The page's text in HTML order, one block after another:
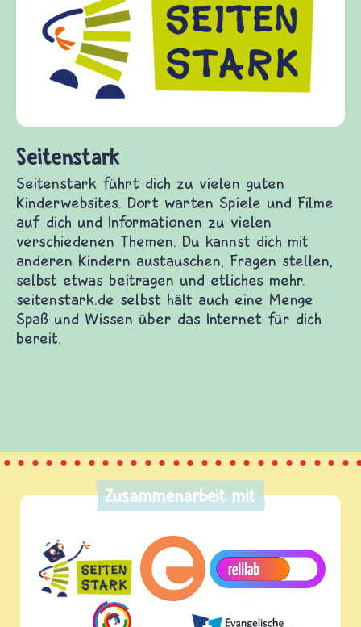
Seitenstark
Seitenstark führt dich zu vielen guten
Kinderwebsites. Dort warten Spiele und Filme
auf dich und Informationen zu vielen
verschiedenen Themen. Du kannst dich mit
anderen Kindern austauschen, Fragen stellen,
selbst etwas beitragen und etliches mehr.
seitenstark.de selbst hält auch eine Menge
Spaß und Wissen über das Internet für dich
bereit.
Zusammenarbeit mit